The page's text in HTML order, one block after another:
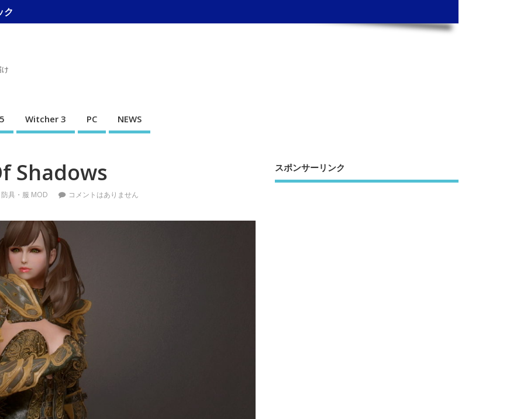
ク
Witcher 3 PC NEWS
Shadows
防具・服 MOD コメントはありません
スポンサーリンク